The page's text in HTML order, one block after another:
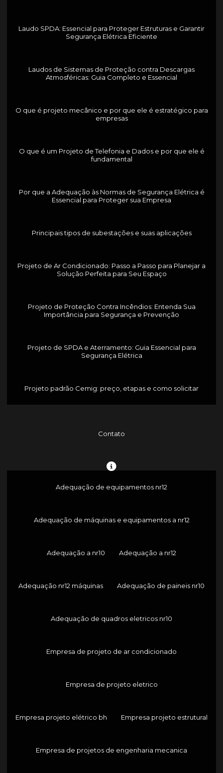
Laudo SPDA: Essencial para Proteger Estruturas e Garantir
Segurança Elétrica Eficiente
Laudos de Sistemas de Proteção contra Descargas
Atmosféricas: Guia Completo e Essencial
O que é projeto mecânico e por que ele é estratégico para
empresas
O que é um Projeto de Telefonia e Dados e por que ele é
fundamental
Por que a Adequação às Normas de Segurança Elétrica é
Essencial para Proteger sua Empresa
Principais tipos de subestações e suas aplicações
Projeto de Ar Condicionado: Passo a Passo para Planejar a
Solução Perfeita para Seu Espaço
Projeto de Proteção Contra Incêndios: Entenda Sua
Importância para Segurança e Prevenção
Projeto de SPDA e Aterramento: Guia Essencial para
Segurança Elétrica
Projeto padrão Cemig: preço, etapas e como solicitar
Contato
Adequação de equipamentos nr12
Adequação de máquinas e equipamentos a nr12
Adequação a nr10 Adequação a nr12
Adequação nr12 máquinas Adequação de paineis nr10
Adequação de quadros eletricos nr10
Empresa de projeto de ar condicionado
Empresa de projeto eletrico
Empresa projeto elétrico bh Empresa projeto estrutural
Empresa de projetos de engenharia mecanica